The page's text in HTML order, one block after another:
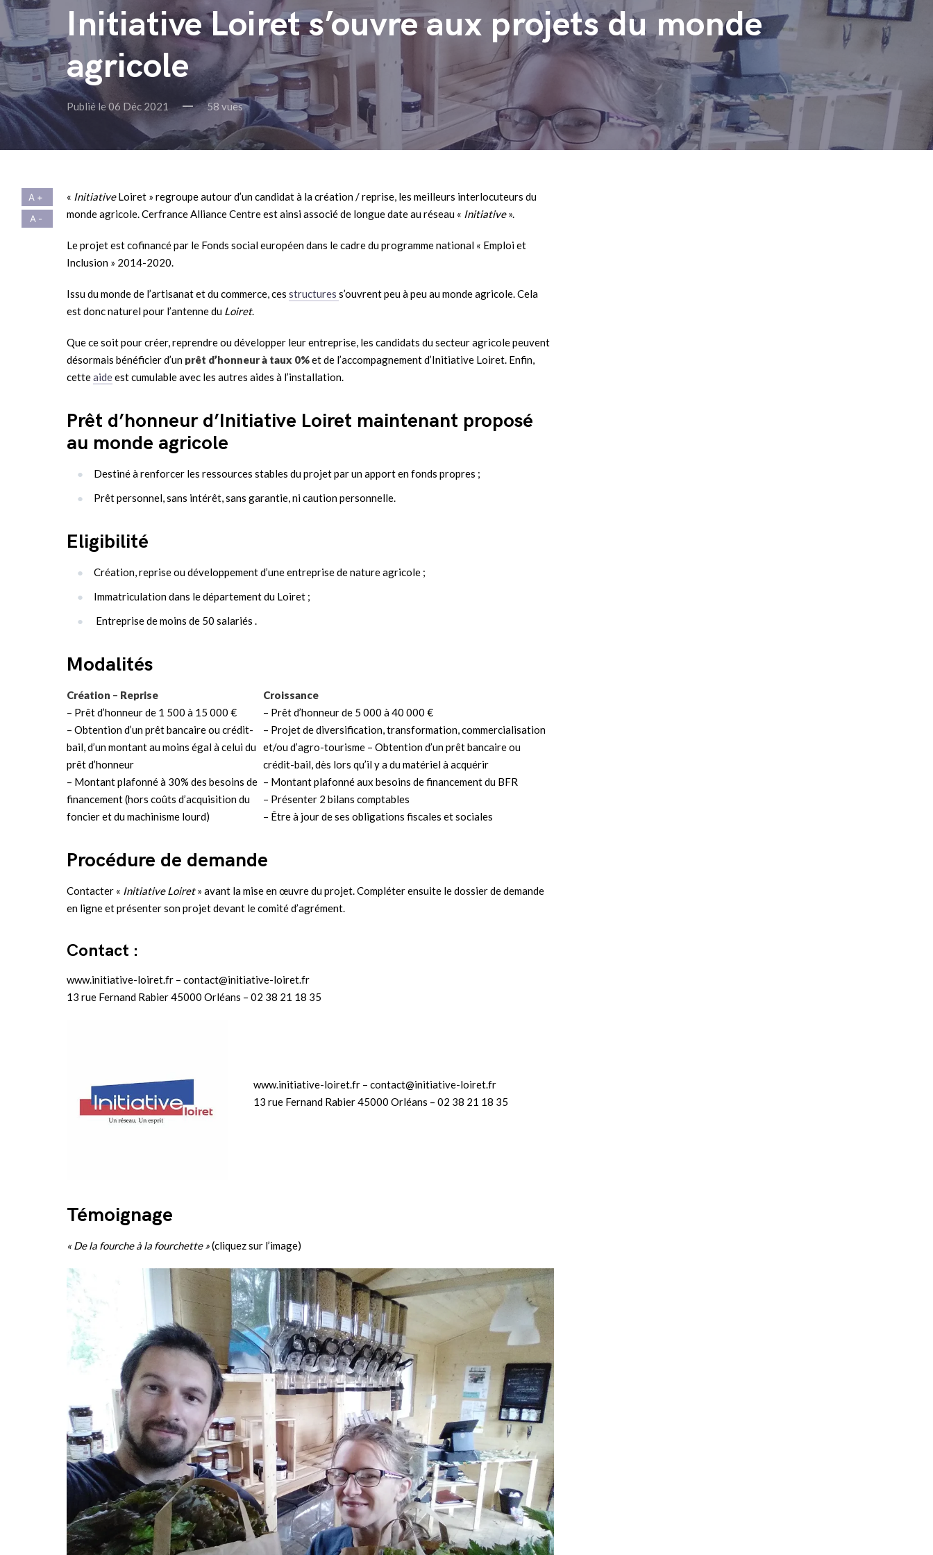
Initiative Loiret s’ouvre aux projets du monde
agricole
Publié le 06 Déc 2021 58 vues
« InitiativeLoiret » regroupe autour d’un candidat à la création / reprise, les meilleurs interlocuteurs du
monde agricole. Cerfrance Alliance Centre est ainsi associé de longue date au réseau « Initiative».
Le projet est cofinancé par le Fonds social européen dans le cadre du programme national « Emploi et
Inclusion » 2014-2020.
Issu du monde de l’artisanat et du commerce, ces structures s’ouvrent peu à peu au monde agricole. Cela
est donc naturel pour l’antenne du Loiret.
Que ce soit pour créer, reprendre ou développer leur entreprise, les candidats du secteur agricole peuvent
désormais bénéficier d’un prêt d’honneur à taux 0%et de l’accompagnement d’Initiative Loiret. Enfin,
cetteaideest cumulable avec les autres aides à l’installation.
Prêt d’honneur d’Initiative Loiret maintenant proposé
au monde agricole
Destiné à renforcer les ressources stables du projet par un apport en fonds propres ;
Prêt personnel, sans intérêt, sans garantie, ni caution personnelle.
Eligibilité
Création, reprise ou développement d’une entreprise de nature agricole ;
Immatriculation dans le département du Loiret ;
Entreprise de moins de 50 salariés .
Modalités
Création – Reprise
Croissance
– Prêt d’honneur de 1 500 à 15 000 €
– Obtention d’un prêt bancaire ou crédit-
bail, d’un montant au moins égal à celui du
prêt d’honneur
– Montant plafonné à 30% des besoins de
financement (hors coûts d’acquisition du
foncier et du machinisme lourd)
– Prêt d’honneur de 5 000 à 40 000 €
– Projet de diversification, transformation, commercialisation
et/ou d’agro-tourisme – Obtention d’un prêt bancaire ou
crédit-bail, dès lors qu’il y a du matériel à acquérir
– Montant plafonné aux besoins de financement du BFR
– Présenter 2 bilans comptables
– Être à jour de ses obligations fiscales et sociales
Procédure de demande
Contacter « Initiative Loiret» avant la mise en œuvre du projet. Compléter ensuite le dossier de demande
en ligne et présenter son projet devant le comité d’agrément.
Contact :
www.initiative-loiret.fr – contact@initiative-loiret.fr
13 rue Fernand Rabier 45000 Orléans – 02 38 21 18 35
www.initiative-loiret.fr – contact@initiative-loiret.fr
13 rue Fernand Rabier 45000 Orléans – 02 38 21 18 35
Témoignage
« De la fourche à la fourchette »(cliquez sur l’image)